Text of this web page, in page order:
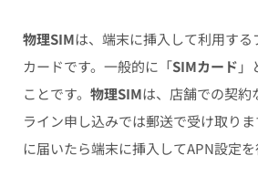
物理SIMは、端末に挿入して利用する
カードです。一般的に「SIMカード 」
ことです。 物理SIMは、店舗での契約
ライン申し込みでは郵送で受け取りま
に届いたら端末に挿入してAPN設定を